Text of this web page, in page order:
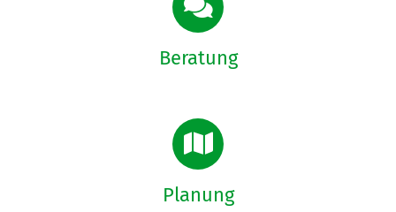
Beratung
Planung